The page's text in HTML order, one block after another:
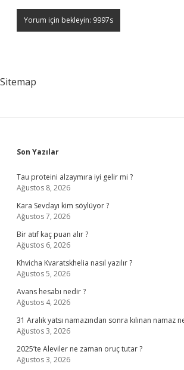
Sitemap
Sidebar
Son Yazılar
Tau proteini alzaymıra iyi gelir mi ?
Ağustos 8, 2026
Kara Sevdayı kim söylüyor ?
Ağustos 7, 2026
Bir atıf kaç puan alır ?
Ağustos 6, 2026
Khvicha Kvaratskhelia nasıl yazılır ?
Ağustos 5, 2026
Avans hesabı nedir ?
Ağustos 4, 2026
31 Aralık yatsı namazından sonra kılınan namaz
Ağustos 3, 2026
2025’te Aleviler ne zaman oruç tutar ?
Ağustos 3, 2026